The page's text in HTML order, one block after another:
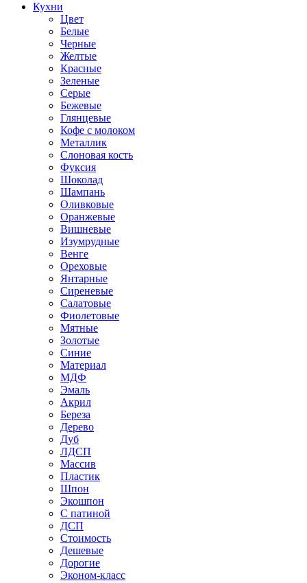
Кухни
Цвет
Белые
Черные
Желтые
Красные
Зеленые
Серые
Бежевые
Глянцевые
Кофе с молоком
Металлик
Слоновая кость
Фуксия
Шоколад
Шампань
Оливковые
Оранжевые
Вишневые
Изумрудные
Венге
Ореховые
Янтарные
Сиреневые
Салатовые
Фиолетовые
Мятные
Золотые
Синие
Материал
МДФ
Эмаль
Акрил
Береза
Дерево
Дуб
ЛДСП
Массив
Пластик
Шпон
Экошпон
С патиной
ДСП
Стоимость
Дешевые
Дорогие
Эконом-класс